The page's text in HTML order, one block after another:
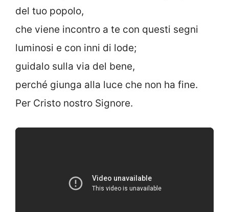
del tuo popolo,
che viene incontro a te con questi segni
luminosi e con inni di lode;
guidalo sulla via del bene,
perché giunga alla luce che non ha fine.
Per Cristo nostro Signore.